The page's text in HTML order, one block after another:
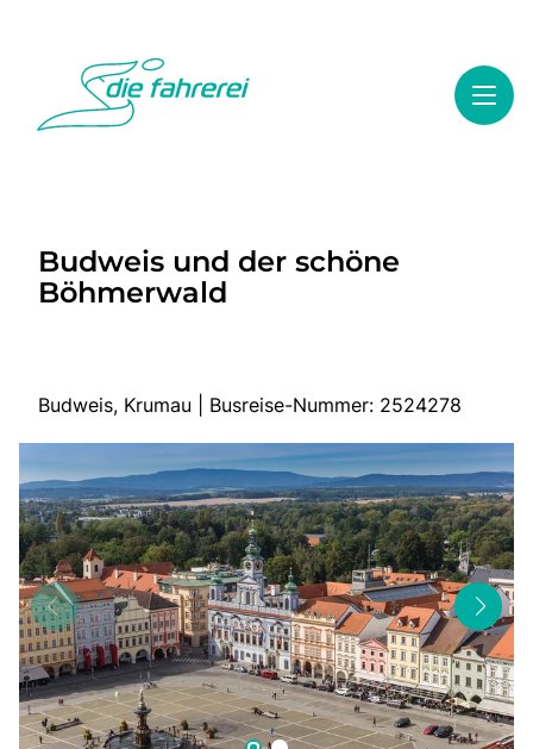
Highlights
Service
Busreisen
Bus mieten
Kontakt
Budweis und der schöne
Böhmerwald
Budweis, Krumau | Busreise-Nummer: 2524278